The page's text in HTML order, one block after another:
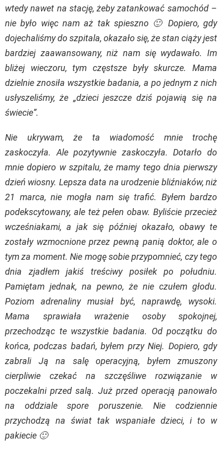
wtedy nawet na stację, żeby zatankować samochód –
nie było więc nam aż tak spieszno 🙂 Dopiero, gdy
dojechaliśmy do szpitala, okazało się, że stan ciąży jest
bardziej zaawansowany, niż nam się wydawało. Im
bliżej wieczoru, tym częstsze były skurcze. Mama
dzielnie znosiła wszystkie badania, a po jednym z nich
usłyszeliśmy, że „dzieci jeszcze dziś pojawią się na
świecie”.
Nie ukrywam, że ta wiadomość mnie trochę
zaskoczyła. Ale pozytywnie zaskoczyła. Dotarło do
mnie dopiero w szpitalu, że mamy tego dnia pierwszy
dzień wiosny. Lepsza data na urodzenie bliźniaków, niż
21 marca, nie mogła nam się trafić. Byłem bardzo
podekscytowany, ale też pełen obaw. Byliście przecież
wcześniakami, a jak się później okazało, obawy te
zostały wzmocnione przez pewną panią doktor, ale o
tym za moment. Nie mogę sobie przypomnieć, czy tego
dnia zjadłem jakiś treściwy posiłek po południu.
Pamiętam jednak, na pewno, że nie czułem głodu.
Poziom adrenaliny musiał być, naprawdę, wysoki.
Mama sprawiała wrażenie osoby spokojnej,
przechodząc te wszystkie badania. Od początku do
końca, podczas badań, byłem przy Niej. Dopiero, gdy
zabrali Ją na salę operacyjną, byłem zmuszony
cierpliwie czekać na szczęśliwe rozwiązanie w
poczekalni przed salą. Już przed operacją panowało
na oddziale spore poruszenie. Nie codziennie
przychodzą na świat tak wspaniałe dzieci, i to w
pakiecie 🙂